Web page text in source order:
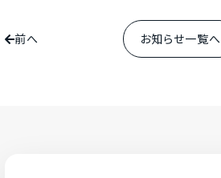
前へ お知らせ一覧へ